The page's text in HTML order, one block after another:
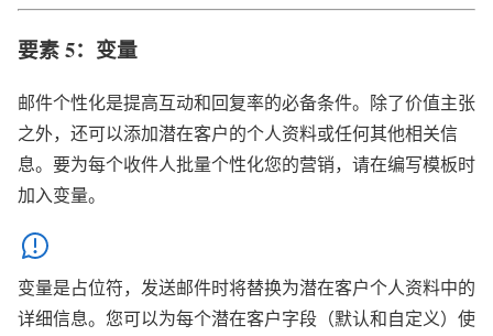
要素 5：变量
邮件个性化是提高互动和回复率的必备条件。除了价值主张
之外，还可以添加潜在客户的个人资料或任何其他相关信
息。要为每个收件人批量个性化您的营销，请在编写模板时
加入变量。
变量是占位符，发送邮件时将替换为潜在客户个人资料中的
详细信息。您可以为每个潜在客户字段（默认和自定义）使